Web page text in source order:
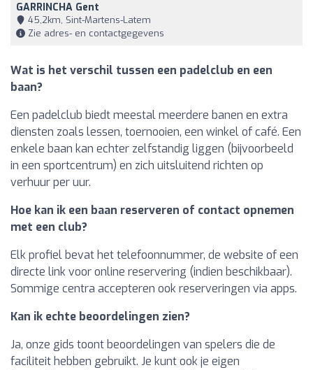
GARRINCHA Gent
45,2km, Sint-Martens-Latem
Zie adres- en contactgegevens
Wat is het verschil tussen een padelclub en een
baan?
Een padelclub biedt meestal meerdere banen en extra
diensten zoals lessen, toernooien, een winkel of café. Een
enkele baan kan echter zelfstandig liggen (bijvoorbeeld
in een sportcentrum) en zich uitsluitend richten op
verhuur per uur.
Hoe kan ik een baan reserveren of contact opnemen
met een club?
Elk profiel bevat het telefoonnummer, de website of een
directe link voor online reservering (indien beschikbaar).
Sommige centra accepteren ook reserveringen via apps.
Kan ik echte beoordelingen zien?
Ja, onze gids toont beoordelingen van spelers die de
faciliteit hebben gebruikt. Je kunt ook je eigen